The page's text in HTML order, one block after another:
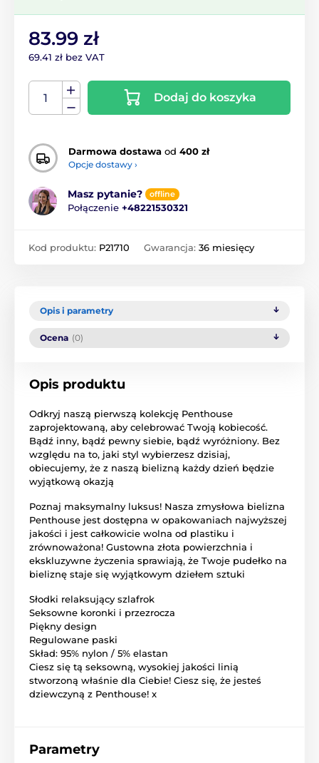
83.99 zł
69.41 zł bez VAT
Dodaj do koszyka
Darmowa dostawa od 400 zł
Opcje dostawy ›
Masz pytanie? offline
Połączenie +48221530321
Kod produktu: P21710 Gwarancja: 36 miesięcy
Opis i parametry
Ocena (0)
Opis produktu
Odkryj naszą pierwszą kolekcję Penthouse
zaprojektowaną, aby celebrować Twoją kobiecość.
Bądź inny, bądź pewny siebie, bądź wyróżniony. Bez
względu na to, jaki styl wybierzesz dzisiaj,
obiecujemy, że z naszą bielizną każdy dzień będzie
wyjątkową okazją
Poznaj maksymalny luksus! Nasza zmysłowa bielizna
Penthouse jest dostępna w opakowaniach najwyższej
jakości i jest całkowicie wolna od plastiku i
zrównoważona! Gustowna złota powierzchnia i
ekskluzywne życzenia sprawiają, że Twoje pudełko na
bieliznę staje się wyjątkowym dziełem sztuki
Słodki relaksujący szlafrok
Seksowne koronki i przezrocza
Piękny design
Regulowane paski
Skład: 95% nylon / 5% elastan
Ciesz się tą seksowną, wysokiej jakości linią
stworzoną właśnie dla Ciebie! Ciesz się, że jesteś
dziewczyną z Penthouse! x
Parametry